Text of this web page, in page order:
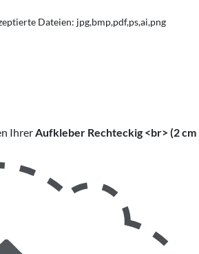
Dateien: jpg,bmp,pdf,ps,ai,png
IhrerAufkleber Rechteckig <br> (2 cm